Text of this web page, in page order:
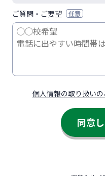
ご質問・ご要望 任意
個人情報の取り扱いの
同意